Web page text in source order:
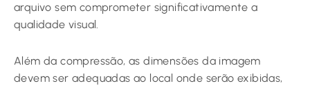
arquivo sem comprometer significativamente a
qualidade visual.
Além da compressão, as dimensões da imagem
devem ser adequadas ao local onde serão exibidas,